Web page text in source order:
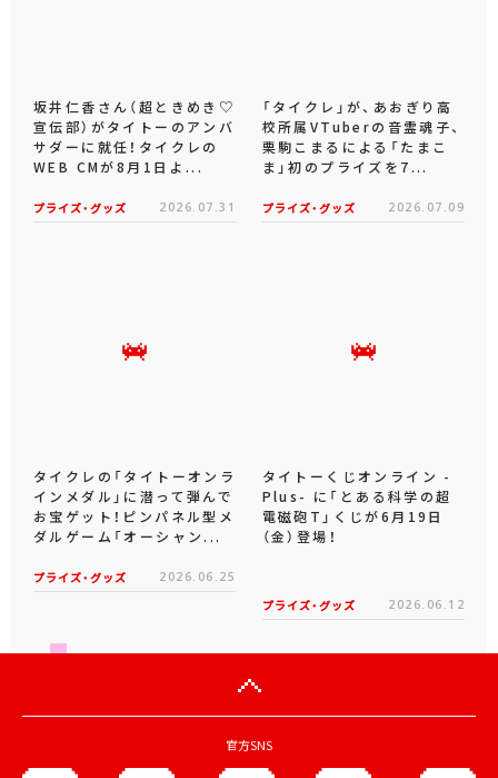
坂井仁香さん（超ときめき♡
宣伝部）がタイトーのアンバ
サダーに就任！タイクレの
WEB CMが8月1日よ...
プライズ・グッズ 2026.07.31
「タイクレ」が、あおぎり高
校所属VTuberの音霊魂子、
栗駒こまるによる「たまこ
ま」初のプライズを7...
プライズ・グッズ 2026.07.09
タイクレの「タイトーオンラ
インメダル」に潜って弾んで
お宝ゲット！ピンパネル型メ
ダルゲーム「オーシャン...
プライズ・グッズ 2026.06.25
タイトーくじオンライン -
Plus- に「とある科学の超
電磁砲T」くじが6月19日
（金）登場！
プライズ・グッズ 2026.06.12
官方SNS